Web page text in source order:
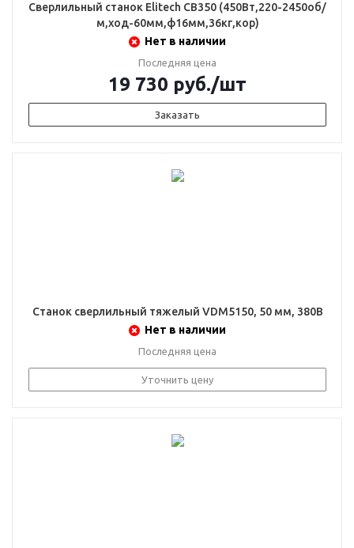
Сверлильный станок Elitech СВ350 (450Вт,220-2450об/
м,ход-60мм,ф16мм,36кг,кор)
Нет в наличии
Последняя цена
19 730 руб./шт
Заказать
Станок сверлильный тяжелый VDM5150, 50 мм, 380В
Нет в наличии
Последняя цена
Уточнить цену